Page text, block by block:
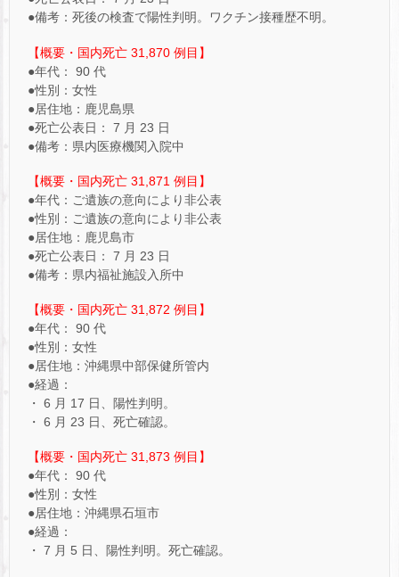
●備考：死後の検査で陽性判明。ワクチン接種歴不明。
【概要・国内死亡 31,870 例目】
●年代： 90 代
●性別：女性
●居住地：鹿児島県
●死亡公表日： 7 月 23 日
●備考：県内医療機関入院中
【概要・国内死亡 31,871 例目】
●年代：ご遺族の意向により非公表
●性別：ご遺族の意向により非公表
●居住地：鹿児島市
●死亡公表日： 7 月 23 日
●備考：県内福祉施設入所中
【概要・国内死亡 31,872 例目】
●年代： 90 代
●性別：女性
●居住地：沖縄県中部保健所管内
●経過：
・ 6 月 17 日、陽性判明。
・ 6 月 23 日、死亡確認。
【概要・国内死亡 31,873 例目】
●年代： 90 代
●性別：女性
●居住地：沖縄県石垣市
●経過：
・ 7 月 5 日、陽性判明。死亡確認。